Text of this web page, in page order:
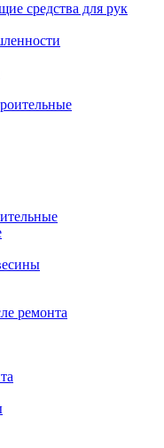
средства для рук
ремонта